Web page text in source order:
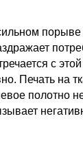
порыве
с
Печать на
полотно